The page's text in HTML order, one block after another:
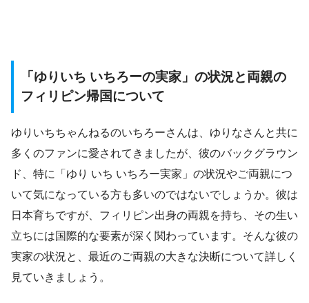
「ゆりいち いちろーの実家」の状況と両親の
フィリピン帰国について
ゆりいちちゃんねるのいちろーさんは、ゆりなさんと共に
多くのファンに愛されてきましたが、彼のバックグラウン
ド、特に「ゆり いち いちろー実家」の状況やご両親につ
いて気になっている方も多いのではないでしょうか。彼は
日本育ちですが、フィリピン出身の両親を持ち、その生い
立ちには国際的な要素が深く関わっています。そんな彼の
実家の状況と、最近のご両親の大きな決断について詳しく
見ていきましょう。